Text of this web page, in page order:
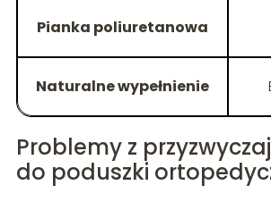
Pianka poliuretanowa
Naturalne wypełnienie
Problemy z
do poduszki